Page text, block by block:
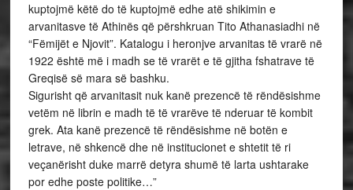
kuptojmë këtë do të kuptojmë edhe atë shikimin e
arvanitasve të Athinës që përshkruan Tito Athanasiadhi në
“Fëmijët e Njovit”. Katalogu i heronjve arvanitas të vrarë në
1922 është më i madh se të vrarët e të gjitha fshatrave të
Greqisë së mara së bashku.
Sigurisht që arvanitasit nuk kanë prezencë të rëndësishme
vetëm në librin e madh të të vrarëve të nderuar të kombit
grek. Ata kanë prezencë të rëndësishme në botën e
letrave, në shkencë dhe në institucionet e shtetit të ri
veçanërisht duke marrë detyra shumë të larta ushtarake
por edhe poste politike…”